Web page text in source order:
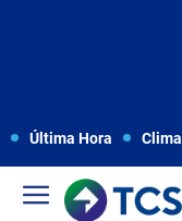
Última Hora Clima